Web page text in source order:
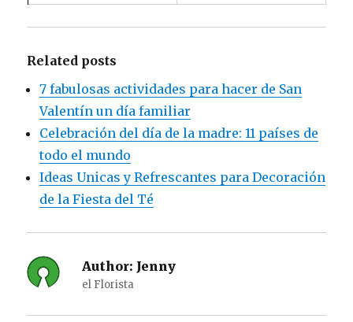
Related posts
7 fabulosas actividades para hacer de San
Valentín un día familiar
Celebración del día de la madre: 11 países de
todo el mundo
Ideas Unicas y Refrescantes para Decoración
de la Fiesta del Té
Author: Jenny
el Florista